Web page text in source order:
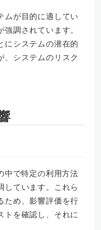
ムが目的に適してい
調されています。
にシステムの潜在的
、システムのリスク
中で特定の利用方法
しています。これら
ため、影響評価を行
トを確認し、それに